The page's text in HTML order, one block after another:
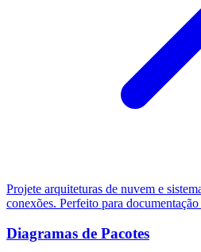
Projete arquiteturas de nuvem e
conexões. Perfeito para
Diagramas de Pacotes